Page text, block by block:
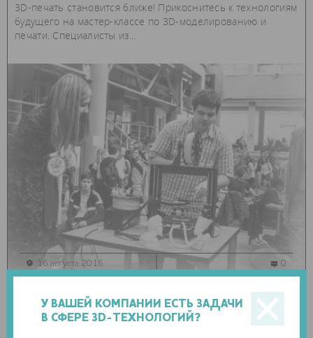
У ВАШЕЙ КОМПАНИИ ЕСТЬ ЗАДАЧИ
В СФЕРЕ 3D-ТЕХНОЛОГИЙ?
3D-печать становится ближе! Прикоснитесь к технологиям
будущего на мастер-классе по 3D-моделированию и
печати. Специалисты из...
3d-события
ВСЕ ТЕХНОЛОГИИ 3D В ШКОЛЕ
16 августа 2016 0